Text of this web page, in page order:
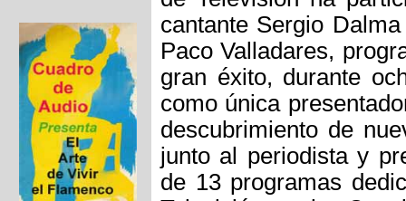
cantante Sergio
Paco Valladares,
gran éxito, durante
como única
descubrimiento de
junto al periodista y
de 13 programas